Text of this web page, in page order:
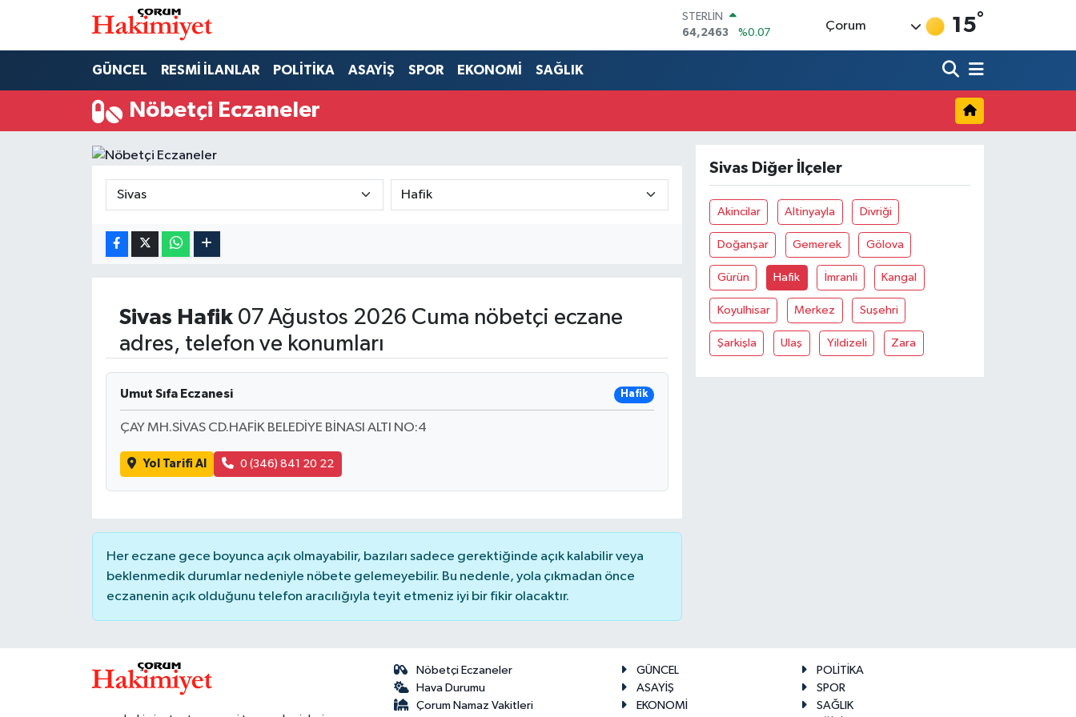
STERLİN
64,2463
%0.07
GRAM ALTIN
3.064.480,14
%-0.63
47,7143
%0.16
Çorum 15°
GÜNCEL RESMİ İLANLAR POLİTİKA ASAYİŞ SPOR EKONOMİ SAĞLIK
Nöbetçi Eczaneler
Sivas Hafik07 Ağustos 2026 Cuma nöbetçi eczane
adres, telefon ve konumları
Umut Sıfa Eczanesi Hafik
ÇAY MH.SİVAS CD.HAFİK BELEDİYE BİNASI ALTI NO:4
Yol Tarifi Al 0 (346) 841 20 22
Her eczane gece boyunca açık olmayabilir, bazıları sadece gerektiğinde açık kalabilir veya
beklenmedik durumlar nedeniyle nöbete gelemeyebilir. Bu nedenle, yola çıkmadan önce
eczanenin açık olduğunu telefon aracılığıyla teyit etmeniz iyi bir fikir olacaktır.
Sivas Diğer İlçeler
Akincilar Altinyayla Divriği
Doğanşar Gemerek Gölova
Gürün Hafik İmranli Kangal
Koyulhisar Merkez Suşehri
Şarkişla Ulaş Yildizeli Zara
Nöbetçi Eczaneler
Hava Durumu
Çorum Namaz Vakitleri
GÜNCEL
POLİTİKA
ASAYİŞ
SPOR
EKONOMİ
SAĞLIK
POLİTİKA
Nöbetçi Eczaneler
Hava Durumu
Trafik Durumu
Son Dakika Haberleri
Haber Arşivi